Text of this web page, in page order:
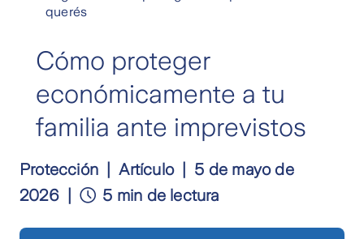
querés
Cómo proteger
económicamente a tu
familia ante imprevistos
Protección Artículo
5 de mayo de
2026
5 min de lectura